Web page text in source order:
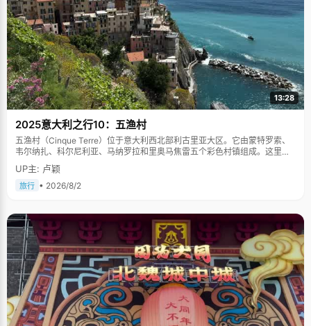
13:28
2025意大利之行10：五渔村
五渔村（Cinque Terre）位于意大利西北部利古里亚大区。它由蒙特罗索、
韦尔纳扎、科尔尼利亚、马纳罗拉和里奥马焦雷五个彩色村镇组成。这里依
山傍海，房屋色彩斑斓，1997年被列为世界文化遗产。
UP主: 卢颖
旅行 • 2026/8/2